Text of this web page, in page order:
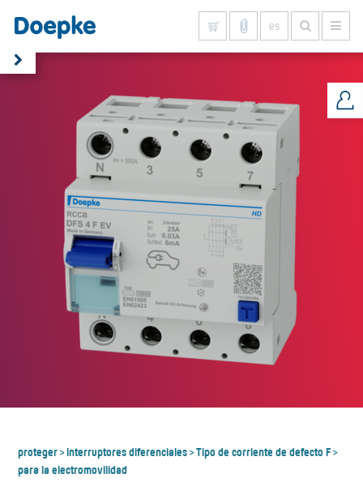
es
proteger>Interruptores diferenciales>Tipo de corriente de defecto F>
para la electromovilidad